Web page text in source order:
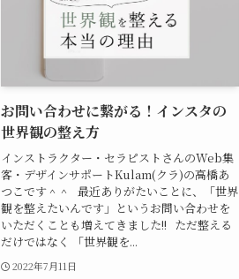
お問い合わせに繋がる！インスタの
世界観の整え方
インストラクター・セラピストさんのWeb集
客・デザインサポートKulam(クラ)の高橋あ
つこです＾＾ 最近ありがたいことに、「世界
観を整えたいんです」というお問い合わせを
いただくことも増えてきました!! ただ整える
だけではなく 「世界観を...
2022年7月11日